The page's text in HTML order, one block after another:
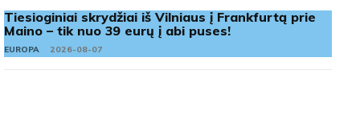
Tiesioginiai skrydžiai iš Vilniaus į Frankfurtą prie
Maino – tik nuo 39 eurų į abi puses!
EUROPA 2026-08-07